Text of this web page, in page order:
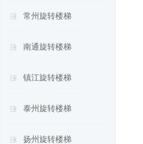
常州旋转楼梯
南通旋转楼梯
镇江旋转楼梯
泰州旋转楼梯
扬州旋转楼梯